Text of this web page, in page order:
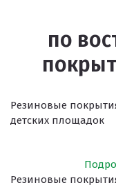
по
Резиновые
детских площадок
Резиновые